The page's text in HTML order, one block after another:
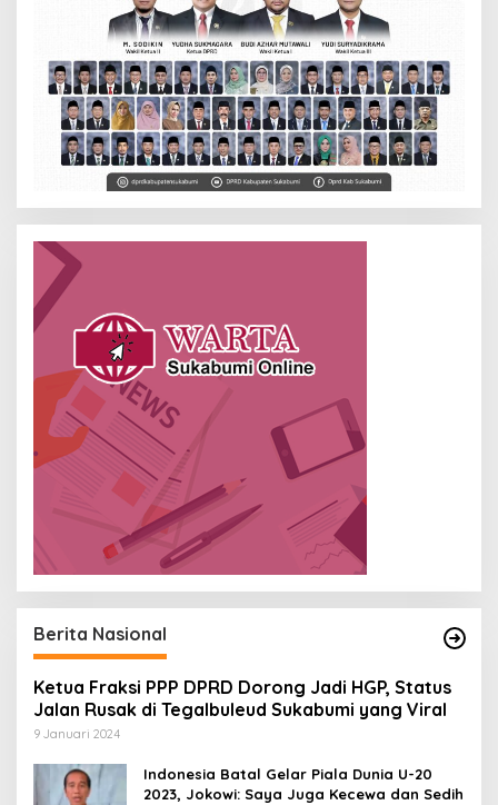
Berita Nasional
Ketua Fraksi PPP DPRD Dorong Jadi HGP, Status
Jalan Rusak di Tegalbuleud Sukabumi yang Viral
9 Januari 2024
Indonesia Batal Gelar Piala Dunia U-20
2023, Jokowi: Saya Juga Kecewa dan Sedih